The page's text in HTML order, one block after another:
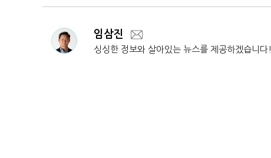
임삼진
싱싱한 정보와 살아있는 뉴스를 제공하겠습니다!